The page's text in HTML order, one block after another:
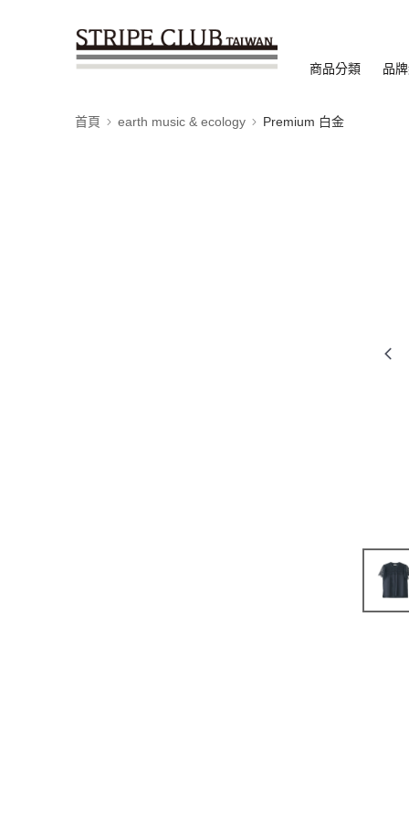
商品分類 品
首頁 earth music & ecology Premium 白金